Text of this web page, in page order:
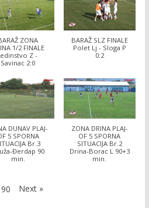
ZONA
1/2 FINALE
Z -
Savinac 2:0
BARAŽ SLZ FINALE
Polet Lj - Sloga P
0:2
DUNAV PLAJ-
5 SPORNA
Br.3
Đerdap 90
min.
ZONA DRINA PLAJ-
OF 5 SPORNA
SITUACIJA Br.2
Drina-Borac L 90+3
min.
90 Next »